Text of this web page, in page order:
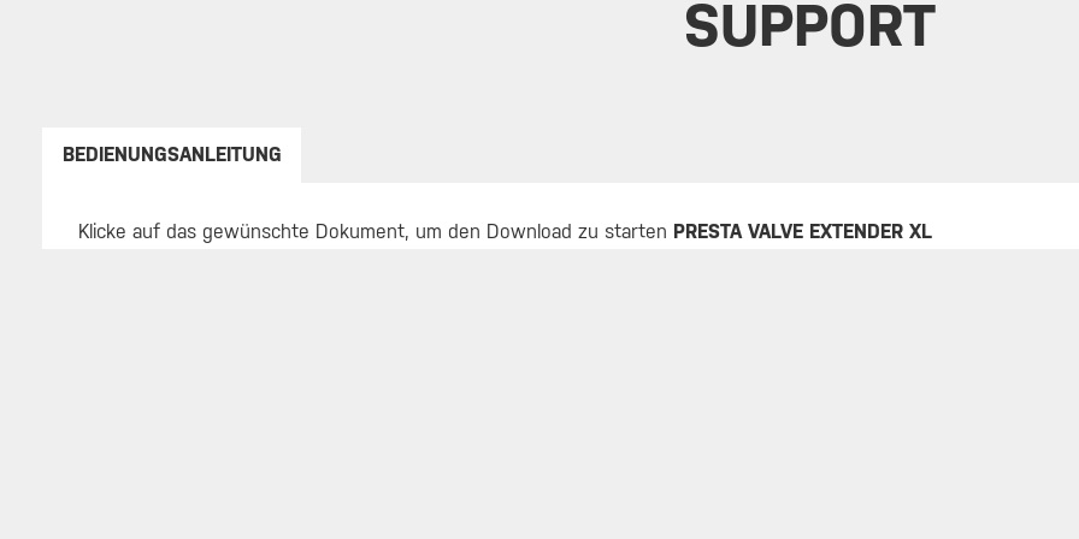
SUPPORT
BEDIENUNGSANLEITUNG
Klicke auf das gewünschte Dokument, um den Download zu starten PRESTA VALVE EXTENDER XL